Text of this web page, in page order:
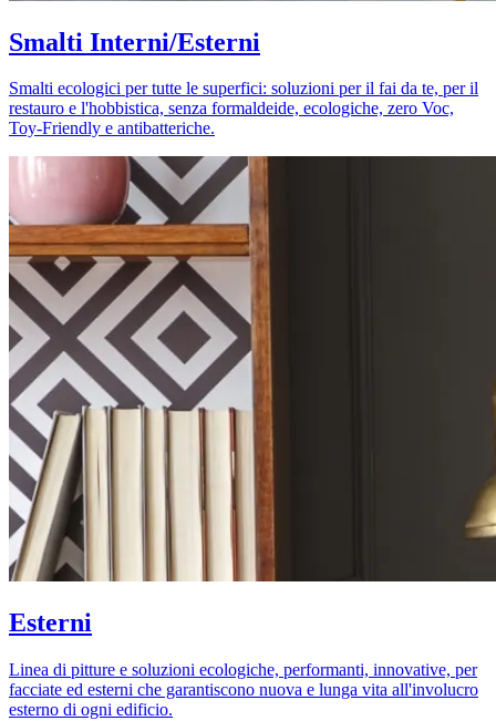
Smalti Interni/Esterni
Smalti ecologici per tutte le superfici: soluzioni per il fai da te, per il
restauro e l'hobbistica, senza formaldeide, ecologiche, zero Voc,
Toy-Friendly e antibatteriche.
Esterni
Linea di pitture e soluzioni ecologiche, performanti, innovative, per
facciate ed esterni che garantiscono nuova e lunga vita all'involucro
esterno di ogni edificio.